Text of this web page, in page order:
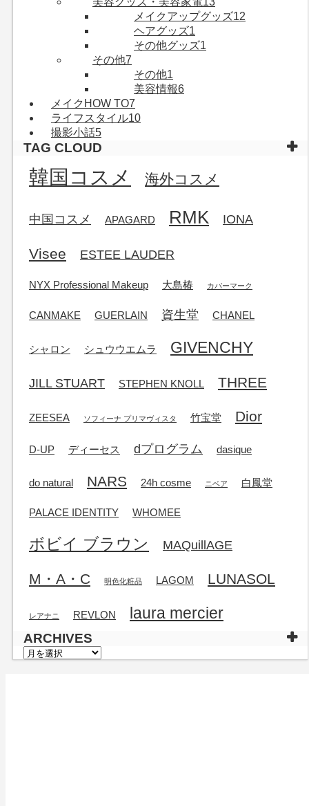
メイクアップグッズ12
ヘアグッズ1
その他グッズ1
その他7
その他1
美容情報6
メイクHOW TO7
ライフスタイル10
撮影小話5
TAG CLOUD
韓国コスメ 海外コスメ
中国コスメ APAGARD RMK IONA
Visee ESTEE LAUDER
NYX Professional Makeup 大島椿 カバーマーク
CANMAKE GUERLAIN 資生堂 CHANEL
シャロン シュウウエムラ GIVENCHY
JILL STUART STEPHEN KNOLL THREE
ZEESEA ソフィーナ プリマヴィスタ 竹宝堂 Dior
D-UP ディーセス dプログラム dasique
do natural NARS 24h cosme ニベア 白鳳堂
PALACE IDENTITY WHOMEE
ボビイ ブラウン MAQuillAGE
M・A・C 明色化粧品 LAGOM LUNASOL
レアナニ REVLON laura mercier
ARCHIVES
ARCHIVES